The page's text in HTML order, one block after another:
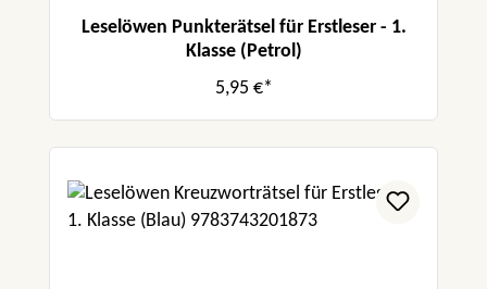
Leselöwen Punkterätsel für Erstleser - 1.
Klasse (Petrol)
5,95 €*